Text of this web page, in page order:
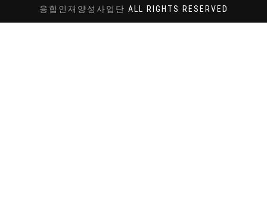
융합인재양성사업단 ALL RIGHTS RESERVED